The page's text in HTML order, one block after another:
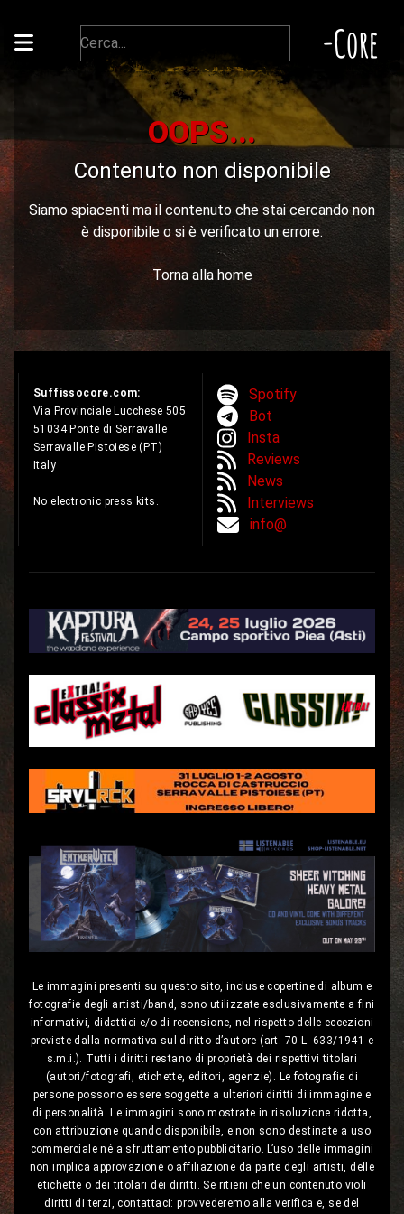
-Core
OOPS...
Contenuto non disponibile
Siamo spiacenti ma il contenuto che stai cercando non
è disponibile o si è verificato un errore.
Torna alla home
Suffissocore.com:
Via Provinciale Lucchese 505
51034 Ponte di Serravalle
Serravalle Pistoiese (PT)
Italy
No electronic press kits.
Spotify
Bot
Insta
Reviews
News
Interviews
info@
Le immagini presenti su questo sito, incluse copertine di album e
fotografie degli artisti/band, sono utilizzate esclusivamente a fini
informativi, didattici e/o di recensione, nel rispetto delle eccezioni
previste dalla normativa sul diritto d’autore (art. 70 L. 633/1941 e
s.m.i.). Tutti i diritti restano di proprietà dei rispettivi titolari
(autori/fotografi, etichette, editori, agenzie). Le fotografie di
persone possono essere soggette a ulteriori diritti di immagine e
di personalità. Le immagini sono mostrate in risoluzione ridotta,
con attribuzione quando disponibile, e non sono destinate a uso
commerciale né a sfruttamento pubblicitario. L’uso delle immagini
non implica approvazione o affiliazione da parte degli artisti, delle
etichette o dei titolari dei diritti. Se ritieni che un contenuto violi
diritti di terzi, contattaci: provvederemo alla verifica e, se del